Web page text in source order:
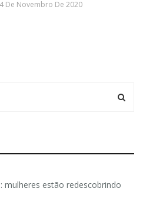
4 De Novembro De 2020
mulheres estão redescobrindo